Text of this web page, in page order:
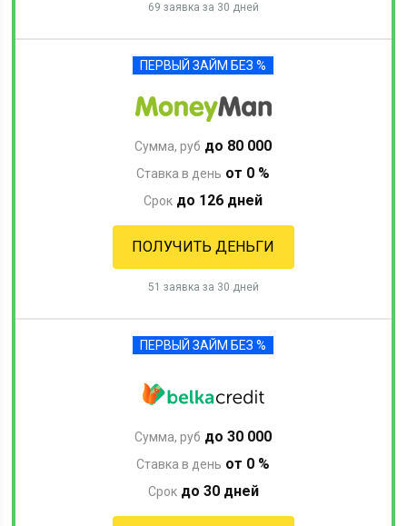
69 заявка за 30 дней
ПЕРВЫЙ ЗАЙМ БЕЗ %
Сумма, руб до 80 000
Ставка в день от 0 %
Срок до 126 дней
ПОЛУЧИТЬ ДЕНЬГИ
51 заявка за 30 дней
ПЕРВЫЙ ЗАЙМ БЕЗ %
Сумма, руб до 30 000
Ставка в день от 0 %
Срокдо 30 дней